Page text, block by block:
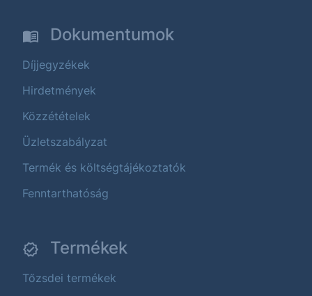
Dokumentumok
Díjjegyzékek
Hirdetmények
Közzétételek
Üzletszabályzat
Termék és költségtájékoztatók
Fenntarthatóság
Termékek
Tőzsdei termékek